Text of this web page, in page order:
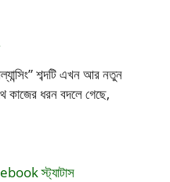
শব্দটি এখন আর নতুন
কাজের ধরন বদলে গেছে,
স্ট্যাটাস